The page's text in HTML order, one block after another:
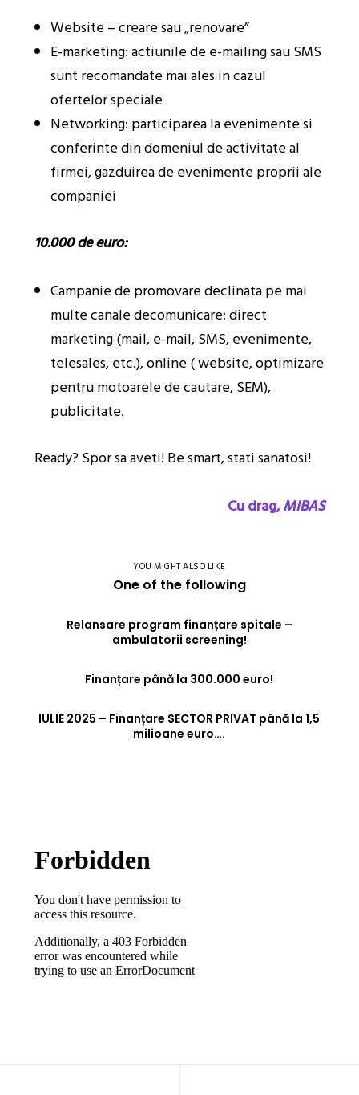
Website – creare sau „renovare”
E-marketing: actiunile de e-mailing sau SMS
sunt recomandate mai ales in cazul
ofertelor speciale
Networking: participarea la evenimente si
conferinte din domeniul de activitate al
firmei, gazduirea de evenimente proprii ale
companiei
10.000 de euro:
Campanie de promovare declinata pe mai
multe canale decomunicare: direct
marketing (mail, e-mail, SMS, evenimente,
telesales, etc.), online ( website, optimizare
pentru motoarele de cautare, SEM),
publicitate.
Ready? Spor sa aveti! Be smart, stati sanatosi!
Cu drag,MIBAS
YOU MIGHT ALSO LIKE
One of the following
Relansare program finanțare spitale –
ambulatorii screening!
Finanțare până la 300.000 euro!
IULIE 2025 – Finanțare SECTOR PRIVAT până la 1,5
milioane euro….